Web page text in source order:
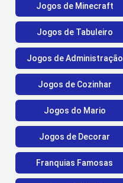
Jogos de Minecraft
Jogos de Tabuleiro
Jogos de Administração
Jogos de Cozinhar
Jogos do Mario
Jogos de Decorar
Franquias Famosas